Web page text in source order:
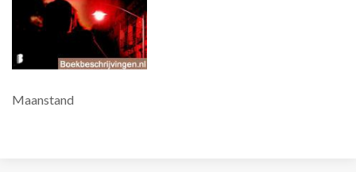
Maanstand